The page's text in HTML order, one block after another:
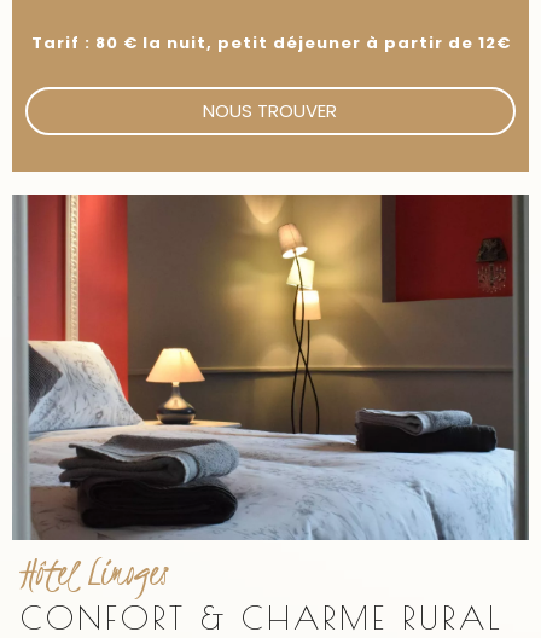
Tarif : 80 € la nuit, petit déjeuner à partir de 12€
NOUS TROUVER
Hôtel Limoges
CONFORT & CHARME RURAL